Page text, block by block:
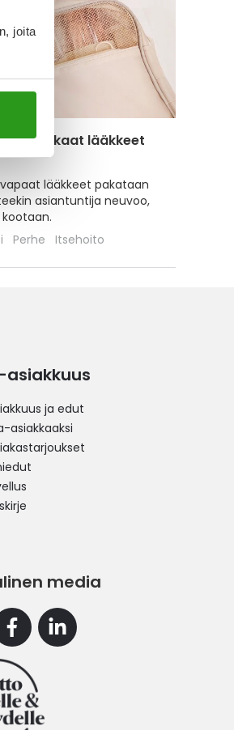
joita
pakkaat lääkkeet
lääkkeet pakataan
asiantuntija neuvoo,
Perhe Itsehoito
ja edut
asiakkaaksi
media
FacebookLinkedin